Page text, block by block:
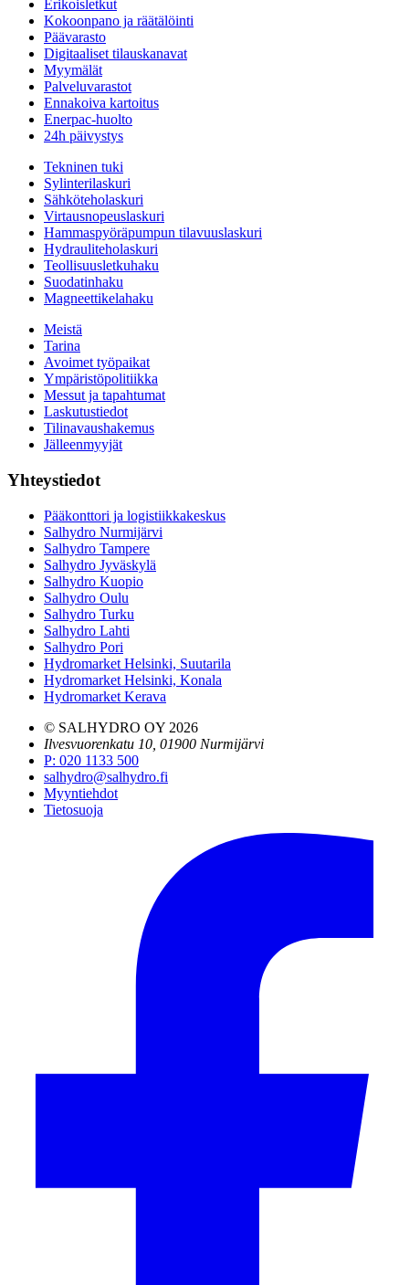
Erikoisletkut
Kokoonpano ja räätälöinti
Päävarasto
Digitaaliset tilauskanavat
Myymälät
Palveluvarastot
Ennakoiva kartoitus
Enerpac-huolto
24h päivystys
Tekninen tuki
Sylinterilaskuri
Sähköteholaskuri
Virtausnopeuslaskuri
Hammaspyöräpumpun tilavuuslaskuri
Hydrauliteholaskuri
Teollisuusletkuhaku
Suodatinhaku
Magneettikelahaku
Meistä
Tarina
Avoimet työpaikat
Ympäristöpolitiikka
Messut ja tapahtumat
Laskutustiedot
Tilinavaushakemus
Jälleenmyyjät
Yhteystiedot
Pääkonttori ja logistiikkakeskus
Salhydro Nurmijärvi
Salhydro Tampere
Salhydro Jyväskylä
Salhydro Kuopio
Salhydro Oulu
Salhydro Turku
Salhydro Lahti
Salhydro Pori
Hydromarket Helsinki, Suutarila
Hydromarket Helsinki, Konala
Hydromarket Kerava
© SALHYDRO OY 2026
Ilvesvuorenkatu 10, 01900 Nurmijärvi
P: 020 1133 500
salhydro@salhydro.fi
Myyntiehdot
Tietosuoja